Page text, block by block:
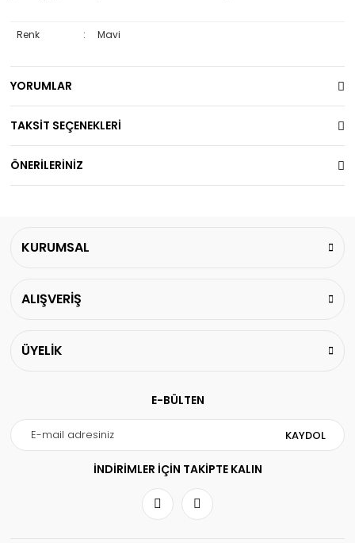
Renk : Mavi
YORUMLAR
TAKSİT SEÇENEKLERİ
ÖNERİLERİNİZ
KURUMSAL
ALIŞVERİŞ
ÜYELİK
E-BÜLTEN
KAYDOL
İNDİRİMLER İÇİN TAKİPTE KALIN